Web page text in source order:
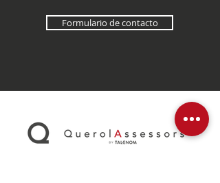
Formulario de contacto